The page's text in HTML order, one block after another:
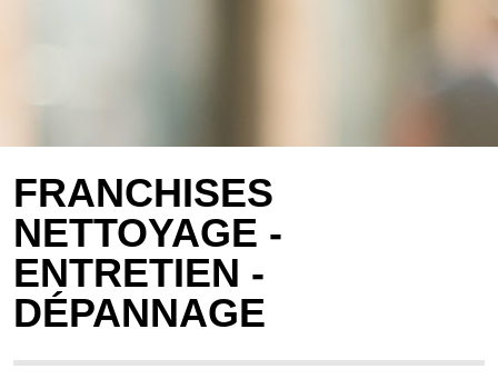
FRANCHISES
NETTOYAGE -
ENTRETIEN -
DÉPANNAGE